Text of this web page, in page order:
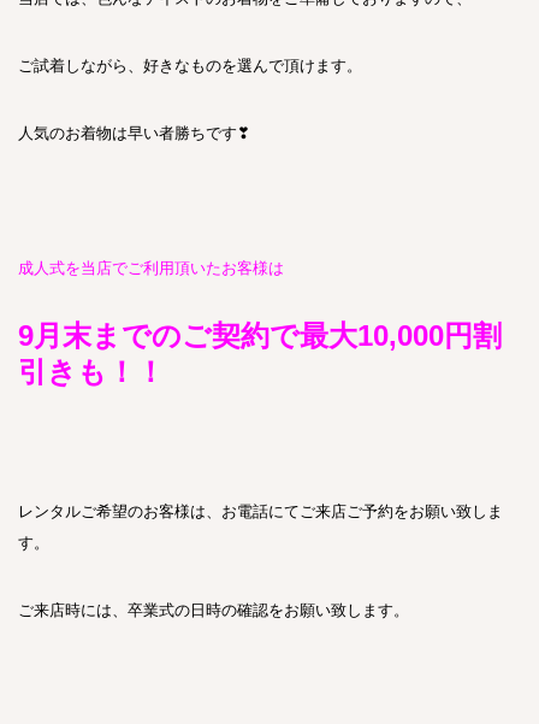
ご試着しながら、好きなものを選んで頂けます。
人気のお着物は早い者勝ちです❣
成人式を当店でご利用頂いたお客様は
9月末までのご契約で最大10,000円割
引きも！！
レンタルご希望のお客様は、お電話にてご来店ご予約をお願い致しま
す。
ご来店時には、卒業式の日時の確認をお願い致します。